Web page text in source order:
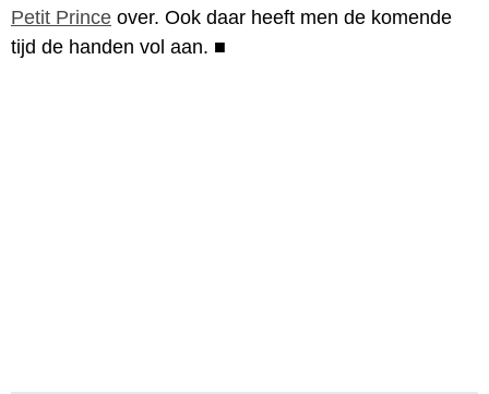
Petit Prince over. Ook daar heeft men de komende
tijd de handen vol aan. ■